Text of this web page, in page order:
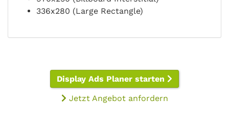
336x280 (Large Rectangle)
Display Ads Planer starten
Jetzt Angebot anfordern